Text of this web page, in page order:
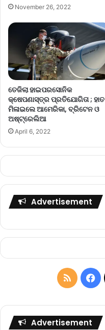
November 26, 2022
ତେଜିଲା ହାଇପରସୋନିକ
କ୍ଷେପଣାସ୍ତ୍ର ପ୍ରତିଯୋଗିତା ; ହାତ
ମିଳାଇଲେ ଆମେରିକା, ବ୍ରିଟେନ ଓ
ଅଷ୍ଟ୍ରେଲିଆ
April 6, 2022
Advertisement
R
S
F
c
Advertisement